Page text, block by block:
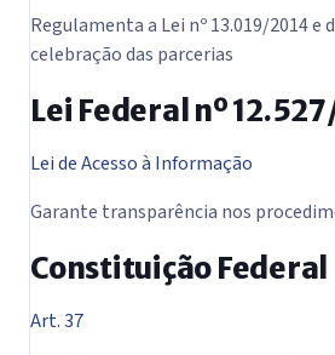
Regulamenta a Lei nº 13.019/2014
celebração das parcerias
Lei Federal nº
Lei de Acesso à Informação
Garante transparência nos
Constituição Federal
Art. 37